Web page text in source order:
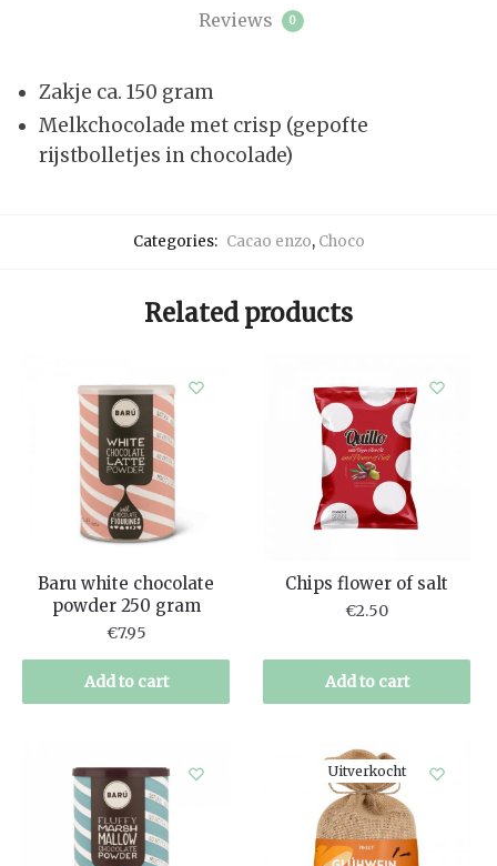
Reviews
0
Zakje ca. 150 gram
Melkchocolade met crisp (gepofte
rijstbolletjes in chocolade)
Categories: Cacao enzo, Choco
Related products
Baru white chocolate
powder 250 gram
€7.95
Add to cart
Chips flower of salt
€2.50
Add to cart
Uitverkocht